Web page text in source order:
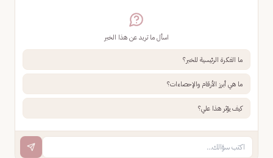
اسأل ما تريد عن هذا الخبر
ما الفكرة الرئيسية للخبر؟
ما هي أبرز الأرقام والإحصاءات؟
كيف يؤثر هذا علي؟